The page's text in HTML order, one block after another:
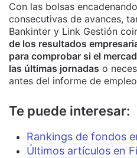
Con las bolsas
consecutivas de avances,
Bankinter y Link Gestión
de los resultados
para comprobar si el
las últimas jornadas o
antes del informe de
Te puede interesar:
Rankings de fondos
Últimos artículos en